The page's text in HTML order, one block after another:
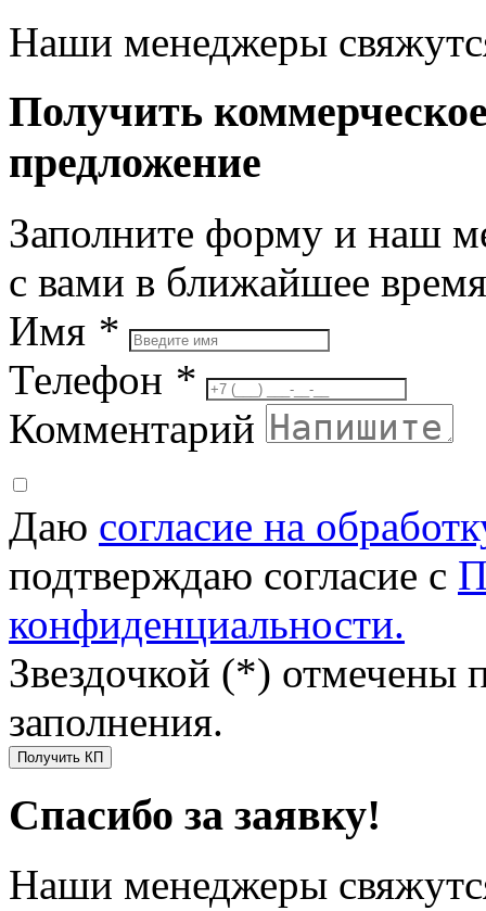
Наши менеджеры
Получить
предложение
Заполните форму и наш
с вами в ближайшее время
Имя *
Телефон *
Комментарий
Даю согласие на
подтверждаю согласие с
конфиденциальности.
Звездочкой (*) отмечены
заполнения.
Получить КП
Спасибо за заявку!
Наши менеджеры